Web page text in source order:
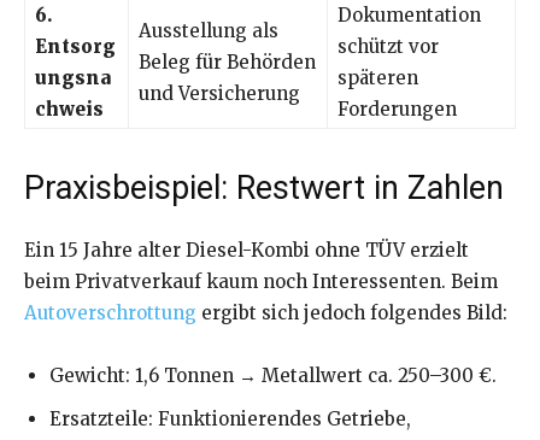
6.
Entsorg
ungsna
chweis
Ausstellung als
Beleg für Behörden
und Versicherung
Dokumentation
schützt vor
späteren
Forderungen
Praxisbeispiel: Restwert in Zahlen
Ein 15 Jahre alter Diesel-Kombi ohne TÜV erzielt
beim Privatverkauf kaum noch Interessenten. Beim
Autoverschrottung ergibt sich jedoch folgendes Bild:
Gewicht: 1,6 Tonnen → Metallwert ca. 250–300 €.
Ersatzteile: Funktionierendes Getriebe,